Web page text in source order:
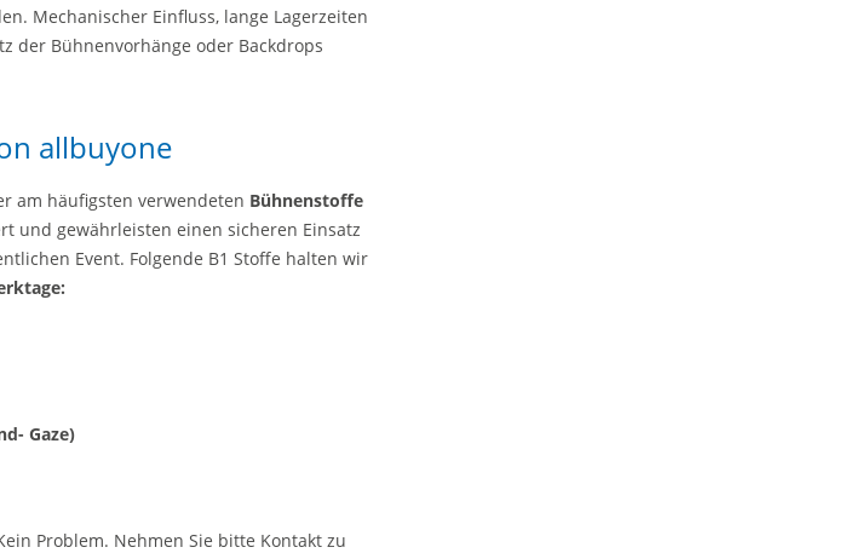
Mechanischer Einfluss, lange Lagerzeiten
der Bühnenvorhänge oder Backdrops
allbuyone
am häufigsten verwendeten Bühnenstoffe
und gewährleisten einen sicheren Einsatz
Event. Folgende B1 Stoffe halten wir
Gaze)
Problem. Nehmen Sie bitte Kontakt zu